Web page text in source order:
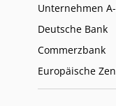
Unternehmen
Deutsche Bank
Commerzbank
Europäische